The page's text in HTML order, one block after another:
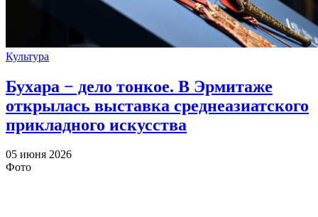
Культура
Бухара − дело тонкое. В Эрмитаже
открылась выставка среднеазиатского
прикладного искусства
05 июня 2026
Фото